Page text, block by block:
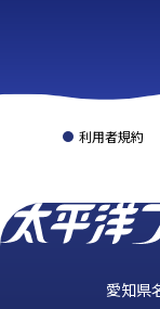
利用者規約
愛知県